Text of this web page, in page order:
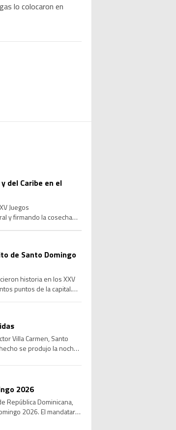
lo colocaron en
del Caribe en el
Juegos
y firmando la cosecha
de Santo Domingo
historia en los XXV
puntos de la capital.
Villa Carmen, Santo
se produjo la noche
2026
República Dominicana,
2026. El mandatario